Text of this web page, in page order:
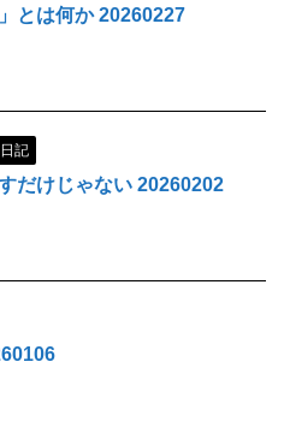
とは何か 20260227
日記
だけじゃない 20260202